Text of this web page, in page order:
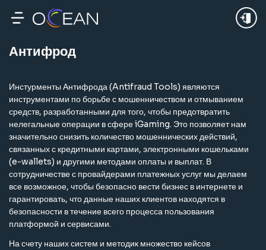
Антифрод
Инстурменты Антифрода (Antifraud Tools) являются
инструментами по борьбе с мошенничеством и отмыванием
средств, разработанными для того, чтобы предотвратить
нелегальные операции в сфере iGaming. Это позволяет нам
значительно снизить количество мошеннических действий,
связанных с кредитными картами, электронными кошельками
(e-wallets) и другими методами оплаты и выплат. В
сотрудничестве с провайдерами платежных услуг мы делаем
все возможное, чтобы безопасно вести бизнес в интернете и
гарантировать, что данные наших клиентов находятся в
безопасности в течение всего процесса пользования
платформой и сервисами.
На счету наших систем и методик множество кейсов
24Ч Неделя